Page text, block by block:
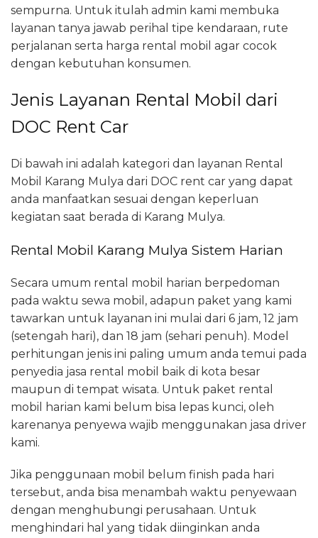
sempurna. Untuk itulah admin kami membuka
layanan tanya jawab perihal tipe kendaraan, rute
perjalanan serta harga rental mobil agar cocok
dengan kebutuhan konsumen.
Jenis Layanan Rental Mobil dari
DOC Rent Car
Di bawah ini adalah kategori dan layanan Rental
Mobil Karang Mulya dari DOC rent car yang dapat
anda manfaatkan sesuai dengan keperluan
kegiatan saat berada di Karang Mulya.
Rental Mobil Karang Mulya Sistem Harian
Secara umum rental mobil harian berpedoman
pada waktu sewa mobil, adapun paket yang kami
tawarkan untuk layanan ini mulai dari 6 jam, 12 jam
(setengah hari), dan 18 jam (sehari penuh). Model
perhitungan jenis ini paling umum anda temui pada
penyedia jasa rental mobil baik di kota besar
maupun di tempat wisata. Untuk paket rental
mobil harian kami belum bisa lepas kunci, oleh
karenanya penyewa wajib menggunakan jasa driver
kami.
Jika penggunaan mobil belum finish pada hari
tersebut, anda bisa menambah waktu penyewaan
dengan menghubungi perusahaan. Untuk
menghindari hal yang tidak diinginkan anda